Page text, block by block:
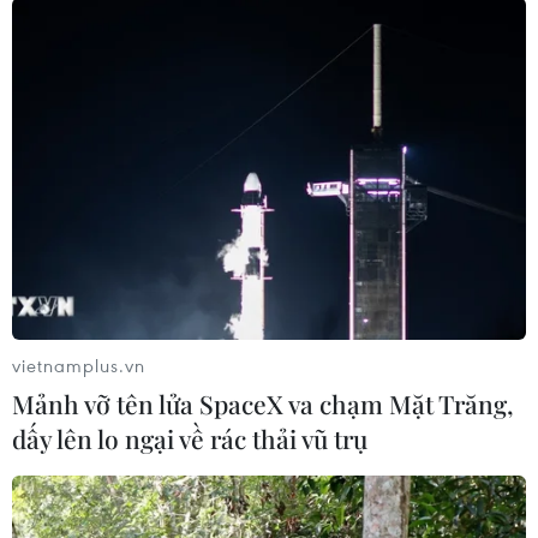
(TTXVN/Vietnam+)
vietnamplus.vn
Mảnh vỡ tên lửa SpaceX va chạm Mặt Trăng,
dấy lên lo ngại về rác thải vũ trụ